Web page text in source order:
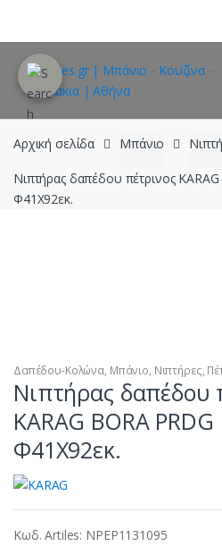
navigation
content
Αρχική σελίδα Μπάνιο
Νιπτήρας δαπέδου πέτρινος
Φ41Χ92εκ.
Δαπέδου-Κολώνα, Μπάνιο, Νιπτήρες,
Νιπτήρας δαπέδου
KARAG BORA PRDG
Φ41Χ92εκ.
Κωδ. Artiles: NPEP1131095